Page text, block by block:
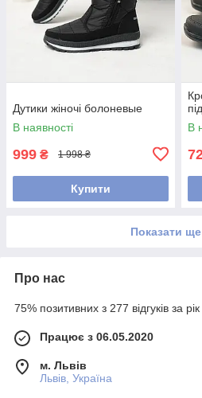
Дутики жіночі болоневые
В наявності
999 ₴ 1 998 ₴
Купити
В
Показати ще
Про нас
75% позитивних з 277 відгуків за рік
Працює з 06.05.2020
м. Львів
Львів, Україна